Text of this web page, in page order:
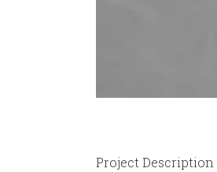
Project Description